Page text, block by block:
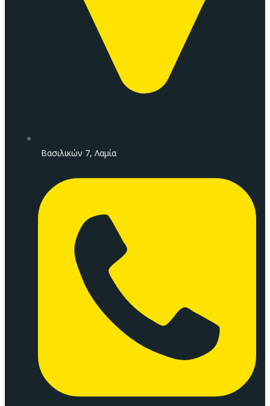
Βασιλικών 7, Λαμία